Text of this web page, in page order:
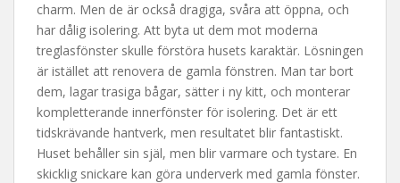
charm. Men de är också dragiga, svåra att öppna, och
har dålig isolering. Att byta ut dem mot moderna
treglasfönster skulle förstöra husets karaktär. Lösningen
är istället att renovera de gamla fönstren. Man tar bort
dem, lagar trasiga bågar, sätter i ny kitt, och monterar
kompletterande innerfönster för isolering. Det är ett
tidskrävande hantverk, men resultatet blir fantastiskt.
Huset behåller sin själ, men blir varmare och tystare. En
skicklig snickare kan göra underverk med gamla fönster.